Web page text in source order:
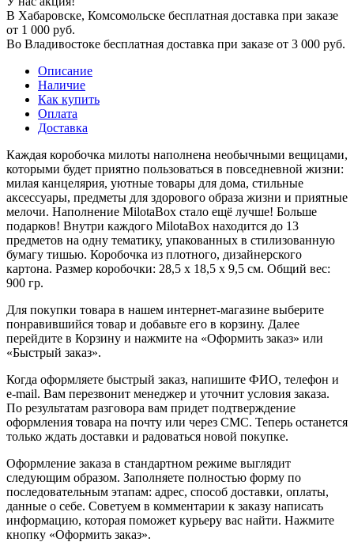
В Хабаровске, Комсомольске бесплатная доставка при заказе
от 1 000 руб.
Во Владивостоке бесплатная доставка при заказе от 3 000 руб.
Описание
Наличие
Как купить
Оплата
Доставка
Каждая коробочка милоты наполнена необычными вещицами,
которыми будет приятно пользоваться в повседневной жизни:
милая канцелярия, уютные товары для дома, стильные
аксессуары, предметы для здорового образа жизни и приятные
мелочи. Наполнение MilotaBox стало ещё лучше! Больше
подарков! Внутри каждого MilotaBox находится до 13
предметов на одну тематику, упакованных в стилизованную
бумагу тишью. Коробочка из плотного, дизайнерского
картона. Размер коробочки: 28,5 х 18,5 х 9,5 см. Общий вес:
900 гр.
Для покупки товара в нашем интернет-магазине выберите
понравившийся товар и добавьте его в корзину. Далее
перейдите в Корзину и нажмите на «Оформить заказ» или
«Быстрый заказ».
Когда оформляете быстрый заказ, напишите ФИО, телефон и
e-mail. Вам перезвонит менеджер и уточнит условия заказа.
По результатам разговора вам придет подтверждение
оформления товара на почту или через СМС. Теперь останется
только ждать доставки и радоваться новой покупке.
Оформление заказа в стандартном режиме выглядит
следующим образом. Заполняете полностью форму по
последовательным этапам: адрес, способ доставки, оплаты,
данные о себе. Советуем в комментарии к заказу написать
информацию, которая поможет курьеру вас найти. Нажмите
кнопку «Оформить заказ».